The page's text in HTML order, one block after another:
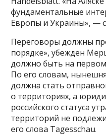
фундаментальные
Европы и Украины», —
Переговоры должны
порядке», убежден
должно быть на
По его словам,
должна стать
о территориях, а
российского статуса
территорий не
его слова Tagesschau.